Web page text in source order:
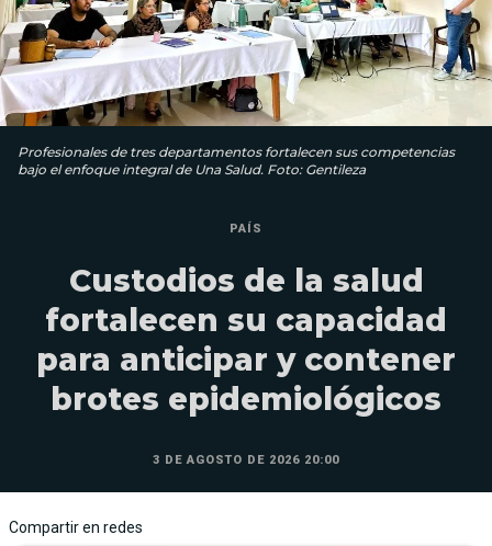
Profesionales de tres departamentos fortalecen sus competencias
bajo el enfoque integral de Una Salud. Foto: Gentileza
PAÍS
Custodios de la salud
fortalecen su capacidad
para anticipar y contener
brotes epidemiológicos
3 DE AGOSTO DE 2026 20:00
Compartir en redes